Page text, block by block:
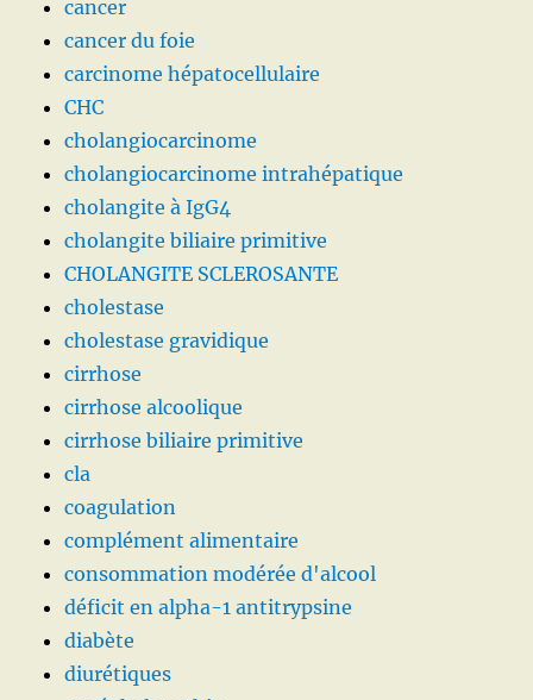
cancer
cancer du foie
carcinome hépatocellulaire
CHC
cholangiocarcinome
cholangiocarcinome intrahépatique
cholangite à IgG4
cholangite biliaire primitive
CHOLANGITE SCLEROSANTE
cholestase
cholestase gravidique
cirrhose
cirrhose alcoolique
cirrhose biliaire primitive
cla
coagulation
complément alimentaire
consommation modérée d'alcool
déficit en alpha-1 antitrypsine
diabète
diurétiques